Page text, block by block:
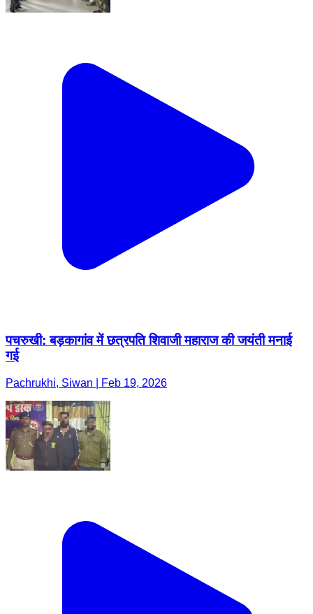
पचरुखी: बड़कागांव में छत्रपति शिवाजी महाराज की जयंती मनाई
गई
Pachrukhi, Siwan | Feb 19, 2026